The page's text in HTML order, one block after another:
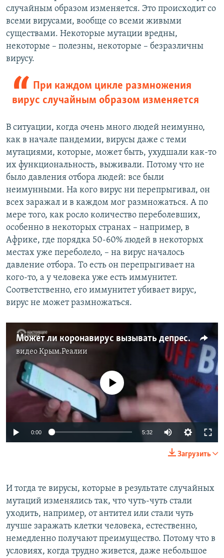
случайным образом изменяется. Это происходит со
всеми вирусами, вообще со всеми живыми
существами. Некоторые мутации вредны,
некоторые – полезны, некоторые – безразличны
вирусу.
При каждом цикле размножения
вирус случайным образом изменяется
В ситуации, когда очень много людей неимунно,
как в начале пандемии, вирусы даже с теми
мутациями, которые, может быть, ухудшали как-то
их функциональность, выживали. Потому что не
было давления отбора людей: все были
неимунными. На кого вирус ни перепрыгивал, он
всех заражал и в каждом мог размножаться. А по
мере того, как росло количество переболевших,
особенно в некоторых странах – например, в
Африке, где порядка 50-60% людей в некоторых
местах уже переболело, – на вирус началось
давление отбора. То есть он перепрыгивает на
кого-то, а у человека уже есть иммунитет.
Соответственно, его иммунитет убивает вирус,
вирус не может размножаться.
Может ли коронавирус вызывать депрессию? (видео)
видеоКрым.Реалии
720p 1080p
No media source currently available
0:00 5:32
240p
720p
1080p
Загрузить
И тогда те вирусы, которые в результате случайных
мутаций изменялись так, что чуть-чуть стали
уходить, например, от антител или стали чуть
лучше заражать клетки человека, естественно,
немедленно получают преимущество. Потому что в
условиях, когда трудно живется, даже небольшое